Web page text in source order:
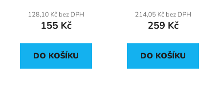
128,10 Kč bez DPH
155 Kč
DO KOŠÍKU
214,05 Kč bez DPH
259 Kč
DO KOŠÍKU